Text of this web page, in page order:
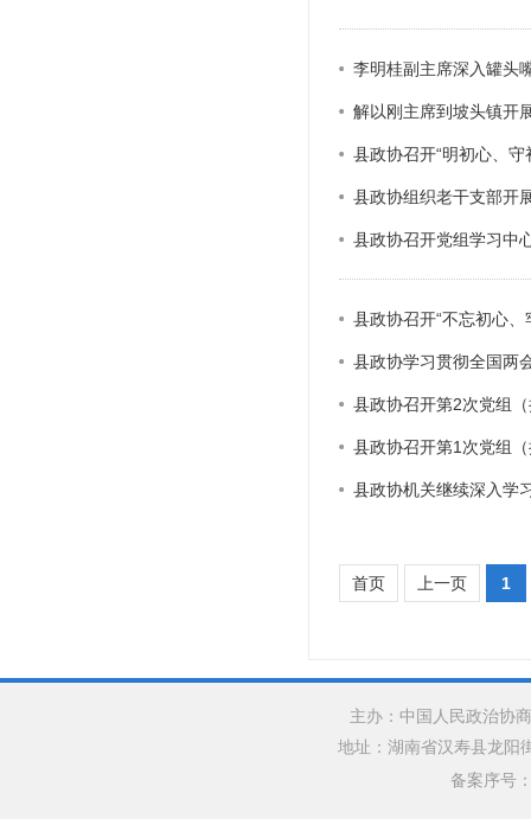
李明桂副主席深入罐头
解以刚主席到坡头镇开
县政协召开“明初心、
县政协组织老干支部开
县政协召开党组学习中
县政协召开“不忘初心
县政协学习贯彻全国两
县政协召开第2次党组
县政协召开第1次党组
县政协机关继续深入学
首页 上一页 1
主办：中国人民政治协
地址：湖南省汉寿县龙
备案序号